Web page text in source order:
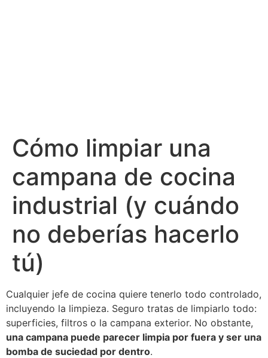
Cómo limpiar una
campana de cocina
industrial (y cuándo
no deberías hacerlo
tú)
Cualquier jefe de cocina quiere tenerlo todo controlado,
incluyendo la limpieza. Seguro tratas de limpiarlo todo:
superficies, filtros o la campana exterior. No obstante,
una campana puede parecer limpia por fuera y ser una
bomba de suciedad por dentro.